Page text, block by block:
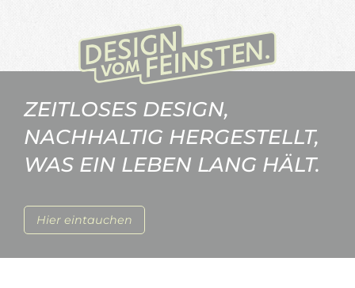
Hier eintauchen
ZEITLOSES DESIGN,
NACHHALTIG HERGESTELLT,
WAS EIN LEBEN LANG HÄLT.